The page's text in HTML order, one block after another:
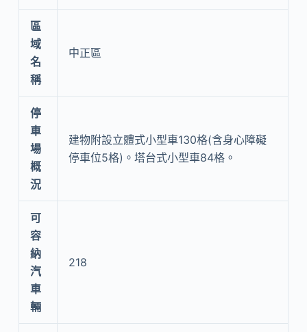
區
域
名
稱
中正區
停
車
場
概
況
建物附設立體式小型車130格(含身心障礙
停車位5格)。塔台式小型車84格。
可
容
納
汽
車
輛
218